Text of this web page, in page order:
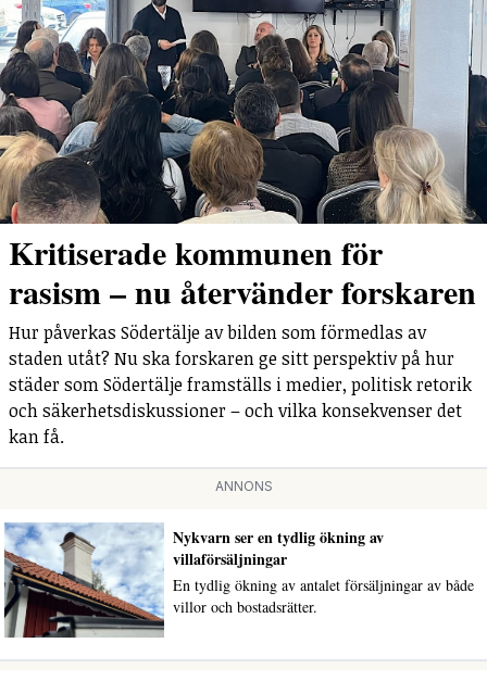
Kritiserade kommunen för
rasism – nu återvänder forskaren
Hur påverkas Södertälje av bilden som förmedlas av
staden utåt? Nu ska forskaren ge sitt perspektiv på hur
städer som Södertälje framställs i medier, politisk retorik
och säkerhetsdiskussioner – och vilka konsekvenser det
kan få.
ANNONS
Nykvarn ser en tydlig ökning av
villaförsäljningar
En tydlig ökning av antalet försäljningar av både
villor och bostadsrätter.